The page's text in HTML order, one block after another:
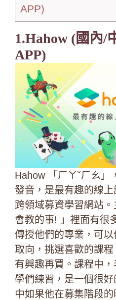
APP)
1.Hahow (國內/
APP)
Hahow 「ㄏㄚˇㄏㄠ」
發音，是最有趣的線
跨領域募資學習網站。
會教的事! 」 裡面有很
傳授他們的專業，可
取向，挑選喜歡的課程
有興趣再買。課程中
學們練習，是一個很好
中如果他在募集階段